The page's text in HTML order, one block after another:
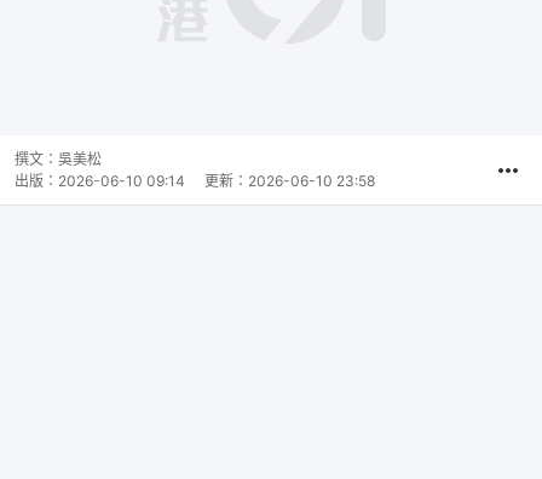
撰文： 吳美松
出版： 2026-06-10 09:14 更新： 2026-06-10 23:58